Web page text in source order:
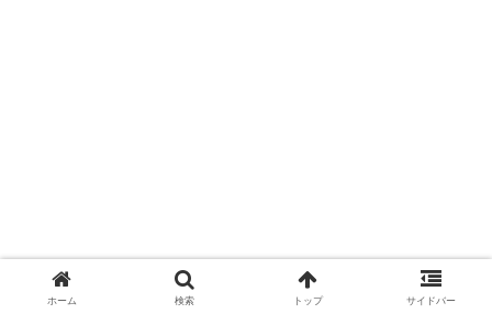
ホーム 検索 トップ サイドバー